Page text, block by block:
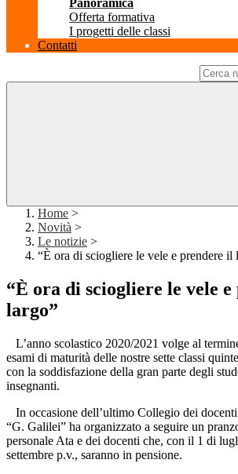
Panoramica
Offerta formativa
I progetti delle classi
Contatti
Home >
Novità >
Le notizie >
“È ora di sciogliere le vele e prendere il
“È ora di sciogliere le vele
largo”
L’anno scolastico 2020/2021 volge al
esami di maturità delle nostre sette classi
con la soddisfazione della gran parte degli
insegnanti.
In occasione dell’ultimo Collegio dei
“G. Galilei” ha organizzato a seguire un
personale Ata e dei docenti che, con il 1 di
settembre p.v., saranno in pensione.